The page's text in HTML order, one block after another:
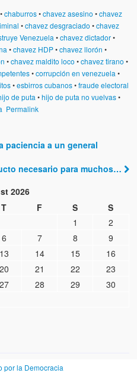
•chaburros•chavez asesino •chavez
•chavez desgraciado •chavez
Venezuela •chavez dictador•
•chavez HDP•chavez llorón •
•chavez maldito loco •chavez tirano •
•corrupción en venezuela •
•esbirros cubanos•fraude electoral
de puta •hijo de puta no vuelvas•
Permalink
paciencia a un general
necesario para muchos…
2026
T F S
S
1
2
6 7 8
9
13 14 15
16
20 21 22
23
27 28 29
30
por la Democracia